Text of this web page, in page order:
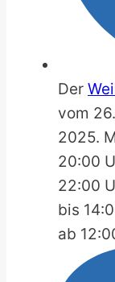
Der
vom
2025.
20:00
22:00
bis
ab